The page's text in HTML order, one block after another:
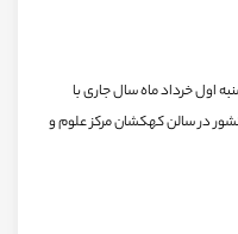
اول خرداد ماه سال جاری با
در سالن کهکشان مرکز علوم و